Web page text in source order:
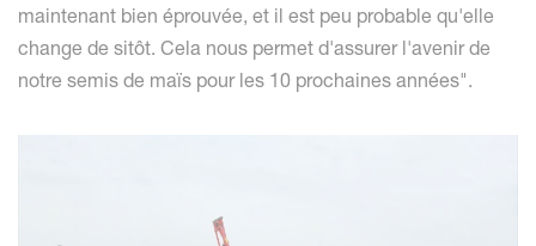
maintenant bien éprouvée, et il est peu probable qu'elle
change de sitôt. Cela nous permet d'assurer l'avenir de
notre semis de maïs pour les 10 prochaines années".